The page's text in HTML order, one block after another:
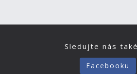
Sledujte nás
Facebooku